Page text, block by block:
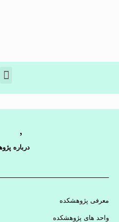
درباره
معرفی پژوهشکده
واحد های پژوهشکده